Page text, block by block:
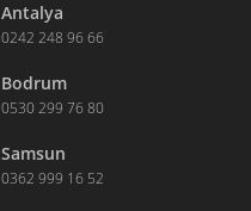
Antalya
0242 248 96 66
Bodrum
0530 299 76 80
Samsun
0362 999 16 52